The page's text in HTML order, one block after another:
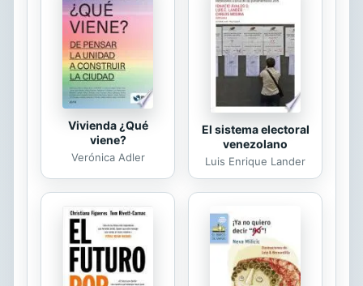
HALLARAS EN ESTOS MENSAJES: *
Aliento * Seguridad * Vida Eterna *
Estmulo * Un Asistente * Confianza
* Esperanza * Verdad * Paz *
Fortaleza * Gozo * El...
Vivienda ¿Qué
viene?
Verónica Adler
El sistema electoral
venezolano
Luis Enrique Lander